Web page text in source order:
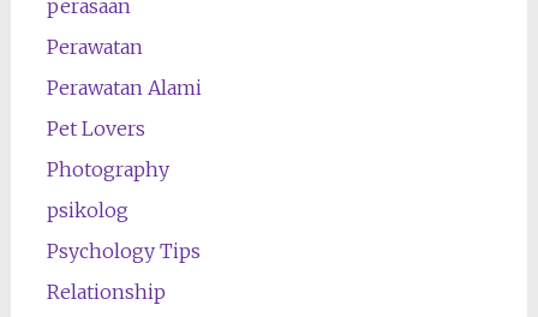
perasaan
Perawatan
Perawatan Alami
Pet Lovers
Photography
psikolog
Psychology Tips
Relationship